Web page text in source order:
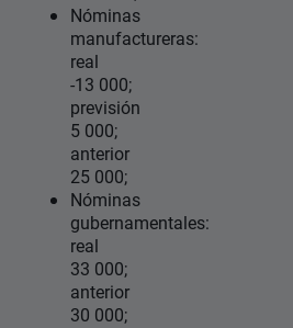
Nóminas
manufactureras:
real
-13 000;
previsión
5 000;
anterior
25 000;
Nóminas
gubernamentales:
real
33 000;
anterior
30 000;